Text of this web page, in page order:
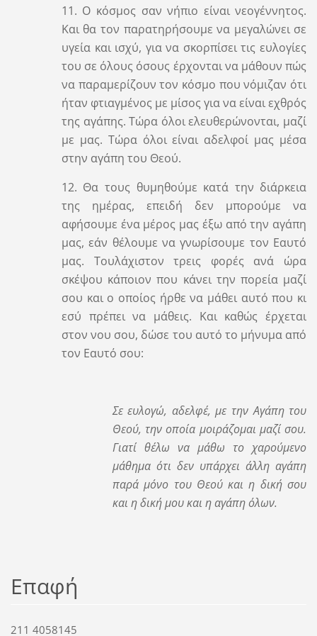
11. Ο κόσμος σαν νήπιο είναι νεογέννητος.
Και θα τον παρατηρήσουμε να μεγαλώνει σε
υγεία και ισχύ, για να σκορπίσει τις ευλογίες
του σε όλους όσους έρχονται να μάθουν πώς
να παραμερίζουν τον κόσμο που νόμιζαν ότι
ήταν φτιαγμένος με μίσος για να είναι εχθρός
της αγάπης. Τώρα όλοι ελευθερώνονται, μαζί
με μας. Τώρα όλοι είναι αδελφοί μας μέσα
στην αγάπη του Θεού.
12. Θα τους θυμηθούμε κατά την διάρκεια
της ημέρας, επειδή δεν μπορούμε να
αφήσουμε ένα μέρος μας έξω από την αγάπη
μας, εάν θέλουμε να γνωρίσουμε τον Εαυτό
μας. Τουλάχιστον τρεις φορές ανά ώρα
σκέψου κάποιον που κάνει την πορεία μαζί
σου και ο οποίος ήρθε να μάθει αυτό που κι
εσύ πρέπει να μάθεις. Και καθώς έρχεται
στον νου σου, δώσε του αυτό το μήνυμα από
τον Εαυτό σου:
Σε ευλογώ, αδελφέ, με την Αγάπη του
Θεού, την οποία μοιράζομαι μαζί σου.
Γιατί θέλω να μάθω το χαρούμενο
μάθημα ότι δεν υπάρχει άλλη αγάπη
παρά μόνο του Θεού και η δική σου
και η δική μου και η αγάπη όλων.
Επαφή
211 4058145